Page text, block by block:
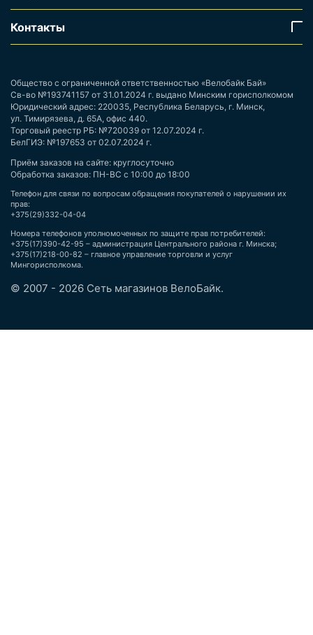
Контакты
Общество с ограниченной ответственностью «Велобайк Бай»
Св-во №193741157 от 31.01.2024 г. выдано Минским горисполкомом
Юридический адрес: 220035, Республика Беларусь, г. Минск,
ул. Тимирязева, д. 65А, офис 440.
Торговый реестр РБ: №720039 от 12.07.2024 г.
БелГИЭ: №197653 от 02.07.2024 г.
Приём заказов на сайте: круглосуточно
Обработка заказов: ПН-ВС с 10:00 до 18:00
Телефон для связи по вопросам обращения покупателей о нарушении их
прав:
+375(29)332-04-04
Номера телефонов уполномоченных по защите прав потребителей:
+375(17)390-42-95 – администрация Центрального района г. Минска;
+375(17)218-00-82 – главное управление торговли и услуг
Мингорисполкома.
© 2007 - 2026 Сеть магазинов ВелоБайк.